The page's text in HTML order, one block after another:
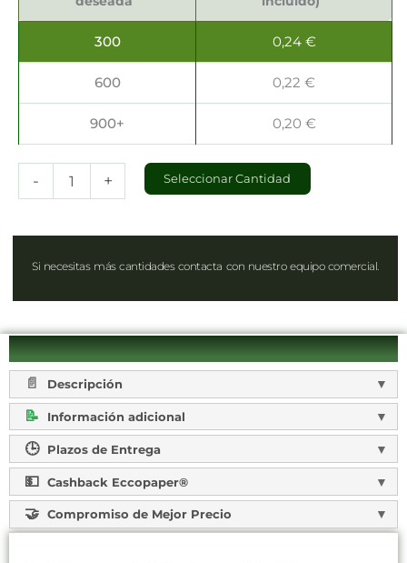
300 0,24 €
600 0,22€
900+ 0,20 €
- + Seleccionar Cantidad
Si necesitas más cantidades contacta con nuestro equipo comercial.
Descripción
Información adicional
Plazos de Entrega
Cashback Eccopaper®
Compromiso de Mejor Precio